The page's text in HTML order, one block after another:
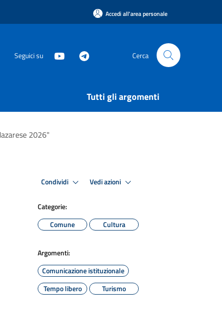
Accedi all'area personale
Seguici su Cerca
Tutti gli argomenti
2026"
Condividi Vedi azioni
Categorie:
Comune
Cultura
Argomenti:
Comunicazione istituzionale
Tempo libero
Turismo